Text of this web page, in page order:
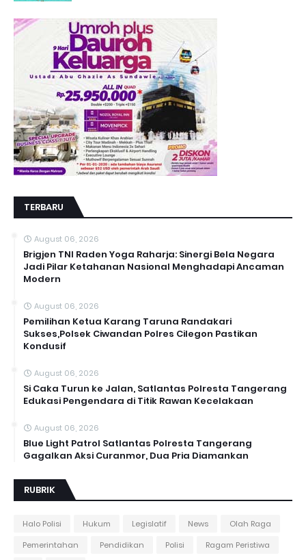
TERBARU
August 06, 2026
Brigjen TNI Raden Yoga Raharja: Sinergi Bela Negara
Jadi Pilar Ketahanan Nasional Menghadapi Ancaman
Modern
August 06, 2026
Pemilihan Ketua Karang Taruna Randakari
Sukses,Polsek Ciwandan Polres Cilegon Pastikan
Kondusif
August 06, 2026
Si Caka Turun ke Jalan, Satlantas Polresta Tangerang
Edukasi Pengendara di Titik Rawan Kecelakaan
August 06, 2026
Blue Light Patrol Satlantas Polresta Tangerang
Gagalkan Aksi Curanmor, Dua Pria Diamankan
RUBRIK
Halo Polisi Hukum Legislatif News
Olah Raga
Pemerintahan
Pendidikan Polisi Ragam Peristiwa